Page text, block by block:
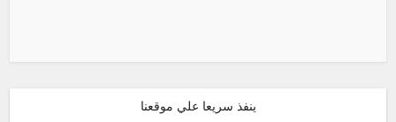
ينفذ سريعا علي موقعنا